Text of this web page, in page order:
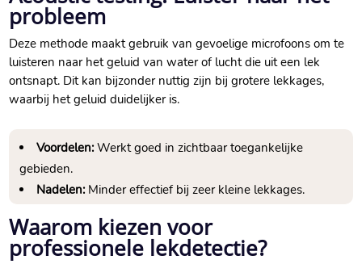
probleem
Deze methode maakt gebruik van gevoelige microfoons om te
luisteren naar het geluid van water of lucht die uit een lek
ontsnapt.​ Dit kan bijzonder nuttig zijn bij grotere lekkages,
waarbij het geluid duidelijker is.​
Voordelen:Werkt goed in zichtbaar toegankelijke
gebieden.​
Nadelen:Minder effectief bij zeer kleine lekkages.​
Waarom kiezen voor
professionele lekdetectie?